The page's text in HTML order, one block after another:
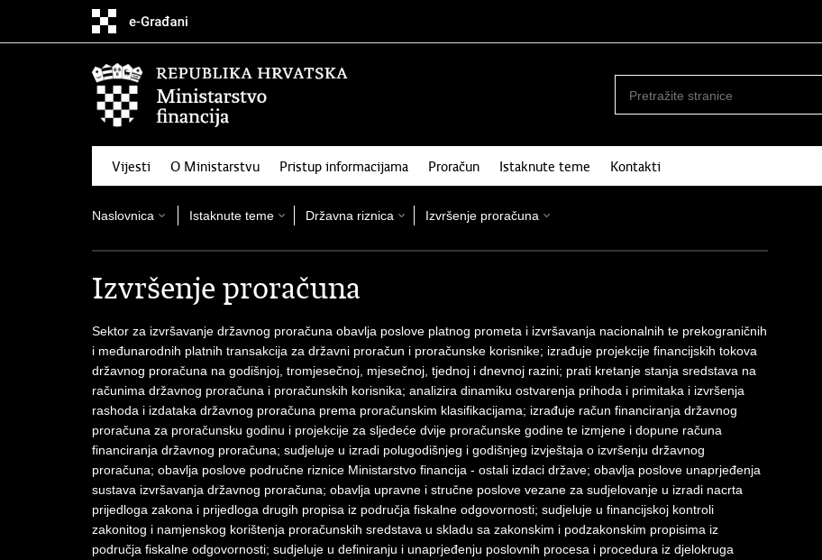
glavni
Vijesti O Ministarstvu Pristup informacijama Proračun Istaknute teme Kontakti
Naslovnica Istaknute teme Državna riznica Izvršenje proračuna
Izvršenje proračuna
Sektor za izvršavanje državnog proračuna obavlja poslove platnog prometa i izvršavanja nacionalnih te prekograničnih
i međunarodnih platnih transakcija za državni proračun i proračunske korisnike; izrađuje projekcije financijskih tokova
državnog proračuna na godišnjoj, tromjesečnoj, mjesečnoj, tjednoj i dnevnoj razini; prati kretanje stanja sredstava na
računima državnog proračuna i proračunskih korisnika; analizira dinamiku ostvarenja prihoda i primitaka i izvršenja
rashoda i izdataka državnog proračuna prema proračunskim klasifikacijama; izrađuje račun financiranja državnog
proračuna za proračunsku godinu i projekcije za sljedeće dvije proračunske godine te izmjene i dopune računa
financiranja državnog proračuna; sudjeluje u izradi polugodišnjeg i godišnjeg izvještaja o izvršenju državnog
proračuna; obavlja poslove područne riznice Ministarstvo financija - ostali izdaci države; obavlja poslove unaprjeđenja
sustava izvršavanja državnog proračuna; obavlja upravne i stručne poslove vezane za sudjelovanje u izradi nacrta
prijedloga zakona i prijedloga drugih propisa iz područja fiskalne odgovornosti; sudjeluje u financijskoj kontroli
zakonitog i namjenskog korištenja proračunskih sredstava u skladu sa zakonskim i podzakonskim propisima iz
područja fiskalne odgovornosti; sudjeluje u definiranju i unaprjeđenju poslovnih procesa i procedura iz djelokruga